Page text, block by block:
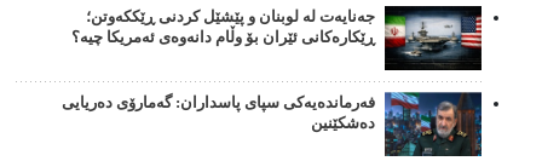
جەنایەت لە لوبنان و پێشێل کردنی ڕێککەوتن؛
ڕێکارەکانی ئێران بۆ وڵام دانەوەی ئەمریکا چیە؟
فەرماندەیەکی سپای پاسداران: گەمارۆی دەریایی
دەشکێنین